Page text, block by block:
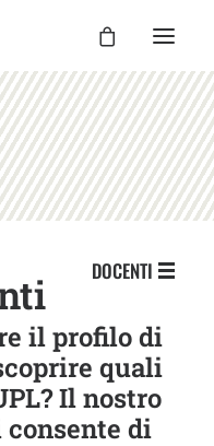
DOCENTI
il profilo di
quali
Il nostro
di